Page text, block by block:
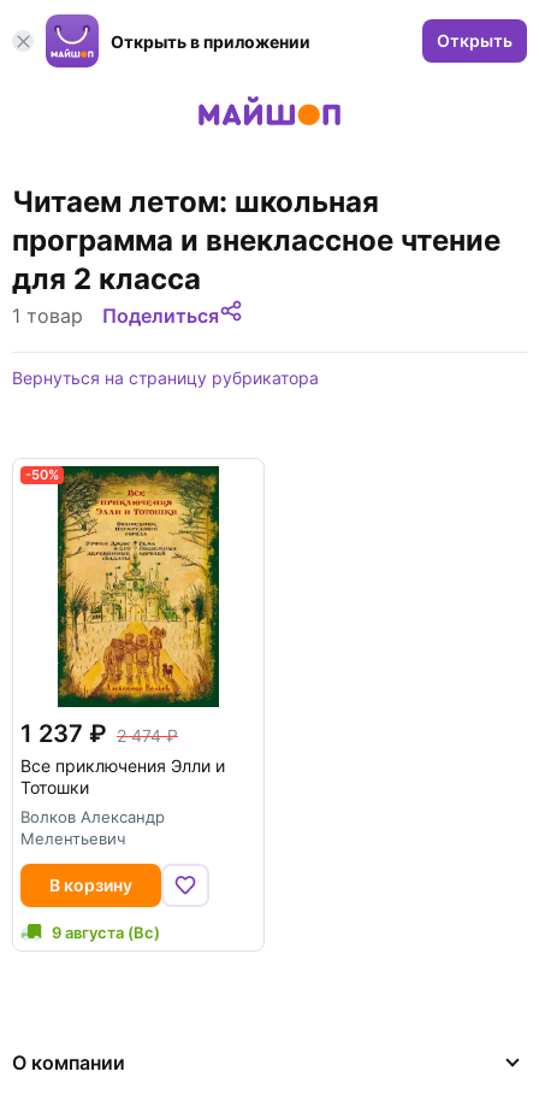
Открыть в приложении Открыть
Читаем летом: школьная
программа и внеклассное чтение
для 2 класса
1 товар Поделиться
Вернуться на страницу рубрикатора
-50%
1 237
2 474
Все приключения Элли и
Тотошки
Волков Александр
Мелентьевич
В корзину
9 августа (Вс)
О компании